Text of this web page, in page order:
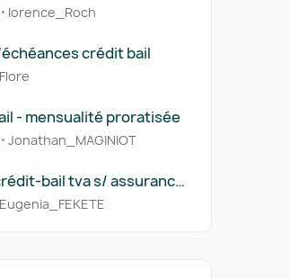
lorence_Roch
crédit bail
Flore
- mensualité proratisée
Jonathan_MAGINIOT
bail tva s/ assurance
Eugenia_FEKETE